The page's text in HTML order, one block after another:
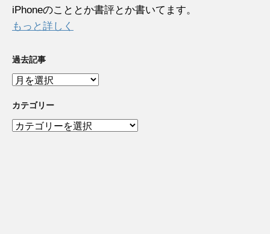
iPhoneのこととか書評とか書いてます。
もっと詳しく
過去記事
過
記
カテゴリー
カ